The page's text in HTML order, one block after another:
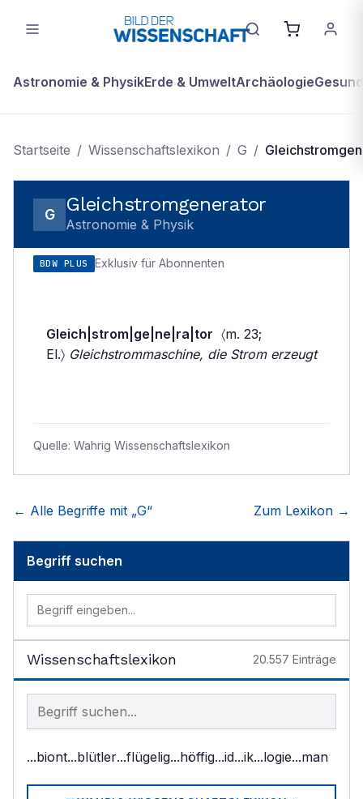
Astronomie & PhysikErde & UmweltArchäologie
Startseite / Wissenschaftslexikon / G /
G Gleichstromgenerator
Astronomie & Physik
BDW PLUS Exklusiv für Abonnenten
Gleich|strom|ge|ne|ra|tor 〈m. 23;
El.〉 Gleichstrommaschine, die Strom erzeugt
Quelle: Wahrig Wissenschaftslexikon
← Alle Begriffe mit „G“ Zum Lexikon →
Begriff suchen
Wissenschaftslexikon 20.557 Einträge
Begriff im Lexikon suchen
...biont...blütler...flügelig...höffig...id...ik...logie...man